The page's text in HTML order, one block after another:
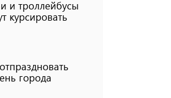
и троллейбусы
курсировать
города